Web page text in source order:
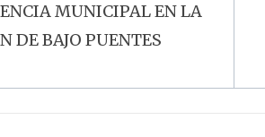
MUNICIPAL EN LA
DE BAJO PUENTES